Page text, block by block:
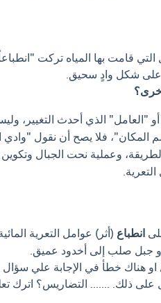
التي قامت بها المياه تركت
على شكل وادٍ سحيق.
"العامل" الذي أحدث التغيير،
المكان"، فلا يصح أن نقول "وادي
وعملية نحت الجبال وتكوين
انطباع (أثر) عوامل التعرية
جبل صلب إلى أخدود عميق.
او هناك خطأ في الإجابة علي سؤال
ذلك. ....... التضاريس؟ اترك